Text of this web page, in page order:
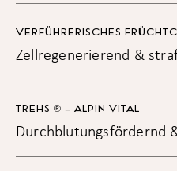
gestresste und trockene
Antistressbad: beruhigend,
empfohlen
VERFÜHRERISCHES
Zellregenerierend &
TREHS ® – ALPIN VITAL
Durchblutungsfördernd